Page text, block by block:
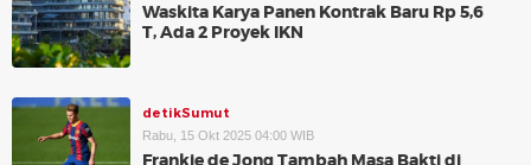
Waskita Karya Panen Kontrak Baru Rp 5,6
T, Ada 2 Proyek IKN
detikSumut
Rabu, 15 Okt 2025 04:00 WIB
Frankie de Jong Tambah Masa Bakti di